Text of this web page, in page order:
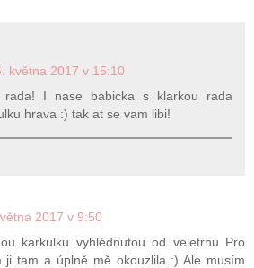
května 2017 v 15:10
rada! I nase babicka s klarkou rada
hrava :) tak at se vam libi!
2017 v 9:50
karkulku vyhlédnutou od veletrhu Pro
ji tam a úplně mě okouzlila :) Ale musím